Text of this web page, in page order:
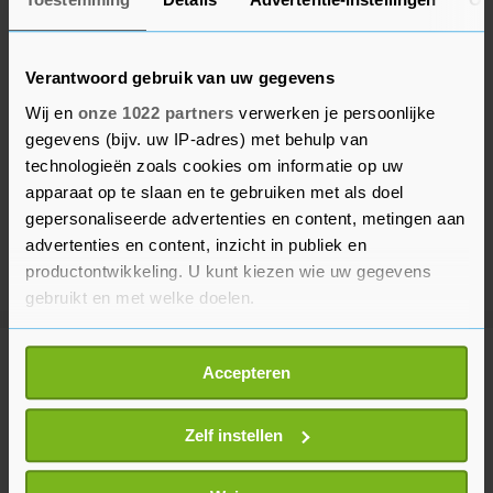
Verantwoord gebruik van uw gegevens
Wij en onze 1022 partners verwerken je persoonlijke
gegevens (bijv. uw IP-adres) met behulp van
technologieën zoals cookies om informatie op uw
apparaat op te slaan en te gebruiken met als doel
gepersonaliseerde advertenties en content, metingen aan
advertenties en content, inzicht in publiek en
productontwikkeling. U kunt kiezen wie uw gegevens
gebruikt en met welke doelen.
Als u het toestaat, willen we ook graag:
Informatie verzamelen over uw geografische
locatie, die tot een paar meter nauwkeurig kan zijn
Uw apparaat identificeren door het actief te
scannen op specifieke eigenschappen (fingerprinting)
Accepteren
Zelf instellen
FIFA veroordeelt pogingen
Infantino te 'ondermijnen'